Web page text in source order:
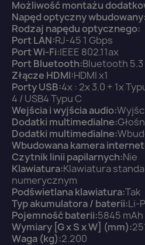
Możliwość montażu
Napęd optyczny wbudowany:
Rodzaj napędu optycznego:
Port LAN:RJ-45 1 Gbps
Port Wi-Fi:IEEE 802.11ax
Port Bluetooth:Bluetooth 5.3
Złącze HDMI:HDMI x1
Porty USB:4x : 2x 3.0 + 1x
4 / USB4 Typu C
Wejścia i wyjścia audio:
Dodatki multimedialne:
Dodatki multimedialne:
Wbudowana kamera
Czytnik linii papilarnych:Nie
Klawiatura:Klawiatura
numerycznym
Podświetlana klawiatura:Tak
Typ akumulatora / baterii:Li-
Pojemność baterii:5845 mAh
Wymiary [G x S x W] (mm):
Waga (kg):2.200